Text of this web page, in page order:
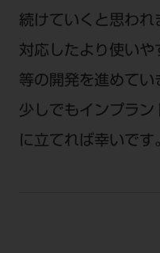
続けていくと思われ
対応したより使いや
等の開発を進めて
少しでもインプラ
に立てれば幸いです